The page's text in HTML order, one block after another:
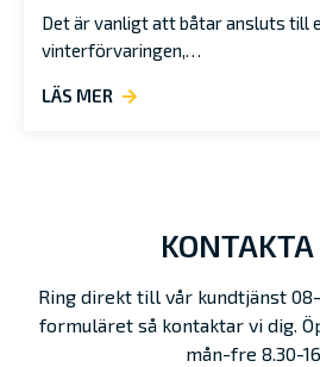
Det är vanligt att båtar ansluts till
vinterförvaringen,…
LÄS MER
KONTAKTA
Ring direkt till vår kundtjänst
formuläret så kontaktar vi dig.
mån-fre 8.30-